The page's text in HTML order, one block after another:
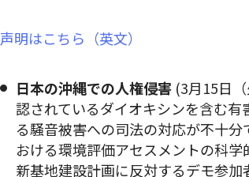
声明はこちら（英文）
日本の沖縄での人権侵害 (3月15日
認されているダイオキシンを含む
る騒音被害への司法の対応が不十
おける環境評価アセスメントの科
新基地建設計画に反対するデモ参